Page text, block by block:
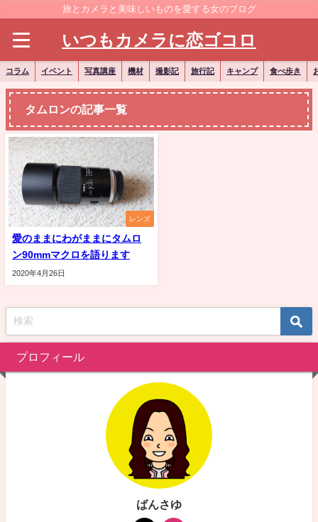
旅とカメラと美味しいものを愛する女のブログ
いつもカメラに恋ゴコロ
コラム イベント 写真講座 機材 撮影記 旅行記 キャンプ 食べ歩き
タムロンの記事一覧
レンズ
愛のままにわがままにタムロ
ン90mmマクロを語ります
2020年4月26日
プロフィール
ばんさゆ